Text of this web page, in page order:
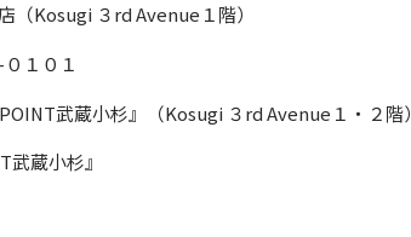
Kosugi ３rd Avenue１階）
１０１
武蔵小杉』（Kosugi ３rd Avenue１・２階）
蔵小杉』